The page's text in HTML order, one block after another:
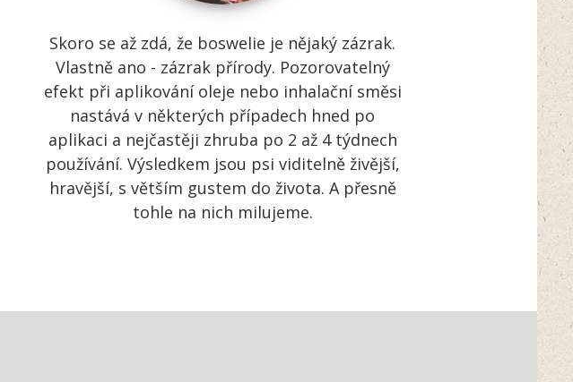
Skoro se až zdá, že boswelie je nějaký zázrak.
Vlastně ano - zázrak přírody. Pozorovatelný
efekt při aplikování oleje nebo inhalační směsi
nastává v některých případech hned po
aplikaci a nejčastěji zhruba po 2 až 4 týdnech
používání. Výsledkem jsou psi viditelně živější,
hravější, s větším gustem do života. A přesně
tohle na nich milujeme.